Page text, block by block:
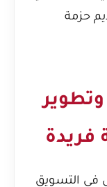
حزمة
فريدة
التسويق